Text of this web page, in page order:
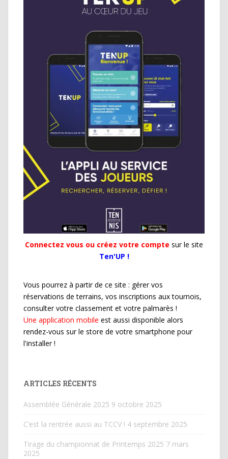
Connectez vous ou créez votre compte sur le site
Ten'UP !
Vous pourrez à partir de ce site : gérer vos
réservations de terrains, vos inscriptions aux tournois,
consulter votre classement et votre palmarès !
Une application mobile est aussi disponible alors
rendez-vous sur le store de votre smartphone pour
l'installer !
ARTICLES RÉCENTS
Assemblée Générale 2025 9 octobre 2025
C’est la rentrée aussi au TCCV ! 4 septembre 2025
Tirage du championnat de Printemps 2025 7 mars
2025